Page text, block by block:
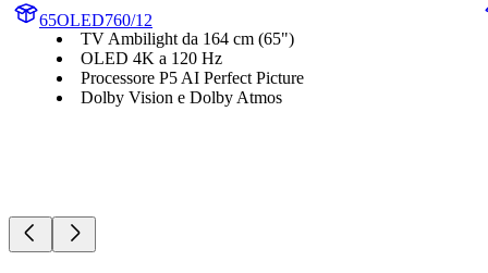
65OLED760/12
TV Ambilight da 164 cm (65")
OLED 4K a 120 Hz
Processore P5 AI Perfect Picture
Dolby Vision e Dolby Atmos